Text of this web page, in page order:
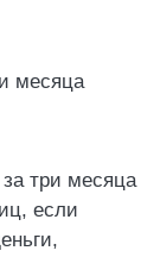
месяца
три месяца
если